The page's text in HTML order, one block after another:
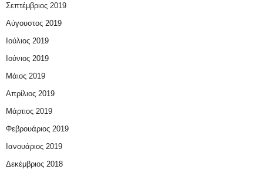
Σεπτέμβριος 2019
Αύγουστος 2019
Ιούλιος 2019
Ιούνιος 2019
Μάιος 2019
Απρίλιος 2019
Μάρτιος 2019
Φεβρουάριος 2019
Ιανουάριος 2019
Δεκέμβριος 2018